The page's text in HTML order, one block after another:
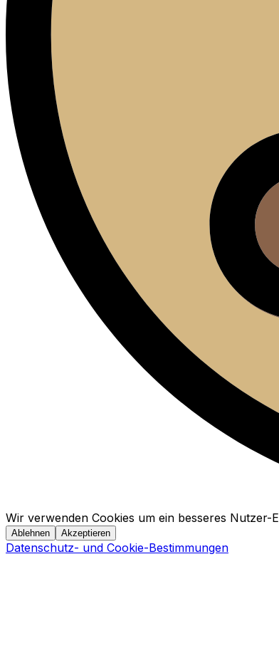
Wir verwenden Cookies um ein besseres Nutzer-
Ablehnen Akzeptieren
Datenschutz- und Cookie-Bestimmungen